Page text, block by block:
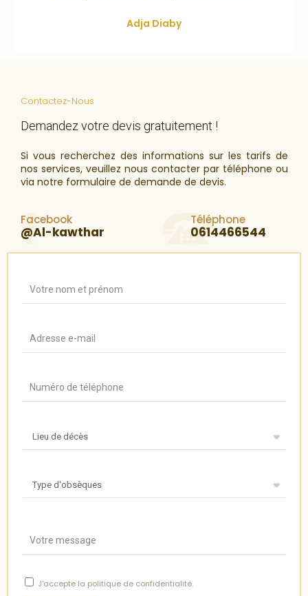
Adja Diaby
Contactez-Nous
Demandez votre devis gratuitement !
Si vous recherchez des informations sur les tarifs de
nos services, veuillez nous contacter par téléphone ou
via notre formulaire de demande de devis.
Facebook
@Al-kawthar
Téléphone
0614466544
J'acceptela politique de confidentialité.